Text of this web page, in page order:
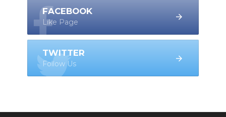
FACEBOOK
Like Page
TWITTER
Follow Us